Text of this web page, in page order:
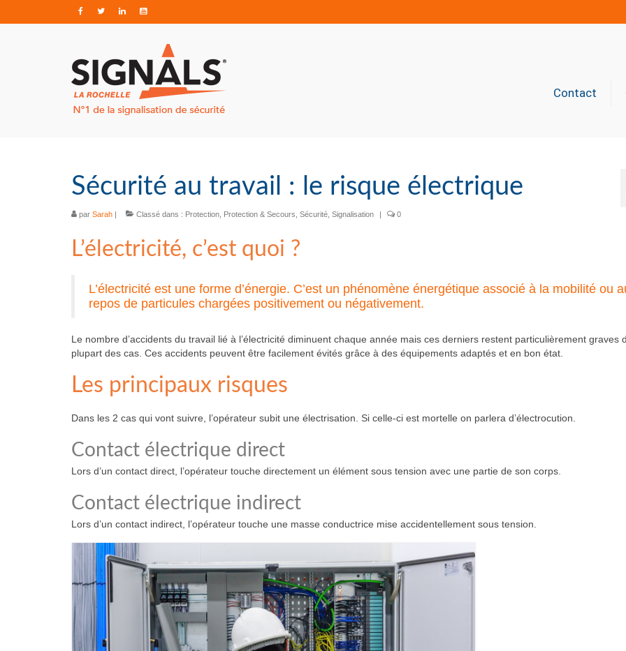
Contact
Sécurité au travail : le risque électrique
par Sarah | Classé dans : Protection Protection & Secours Sécurité Signalisation | 0
L’électricité, c’est quoi ?
L’électricité est une forme d’énergie. C’est un phénomène énergétique associé à la mobilité ou
repos de particules chargées positivement ou négativement.
Le nombre d’accidents du travail lié à l’électricité diminuent chaque année mais ces derniers restent particulièrement graves
plupart des cas. Ces accidents peuvent être facilement évités grâce à des équipements adaptés et en bon état.
Les principaux risques
Dans les 2 cas qui vont suivre, l’opérateur subit une électrisation. Si celle-ci est mortelle on parlera d’électrocution.
Contact électrique direct
Lors d’un contact direct, l’opérateur touche directement un élément sous tension avec une partie de son corps.
Contact électrique indirect
Lors d’un contact indirect, l’opérateur touche une masse conductrice mise accidentellement sous tension.